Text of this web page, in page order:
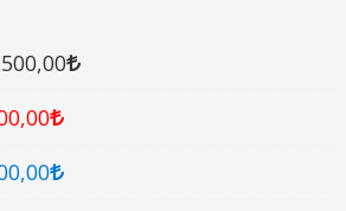
,00
,00
,00